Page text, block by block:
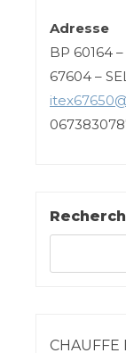
Adresse
BP 60164
67604 –
CHAUFFE